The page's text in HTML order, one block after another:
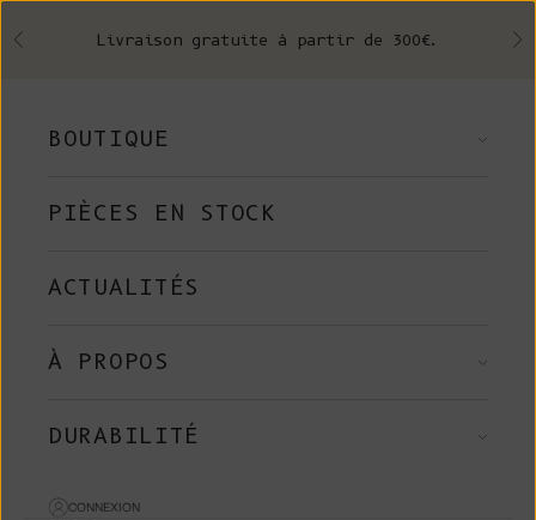
Précédent Livraison gratuite à partir de 300€.
BOUTIQUE
PIÈCES EN STOCK
ACTUALITÉS
À PROPOS
DURABILITÉ
CONNEXION